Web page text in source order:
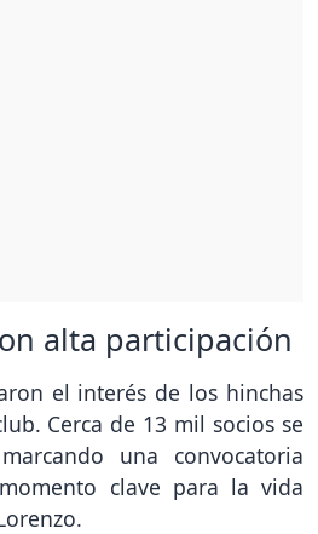
alta participación
el interés de los hinchas
Cerca de 13 mil socios se
una convocatoria
clave para la vida